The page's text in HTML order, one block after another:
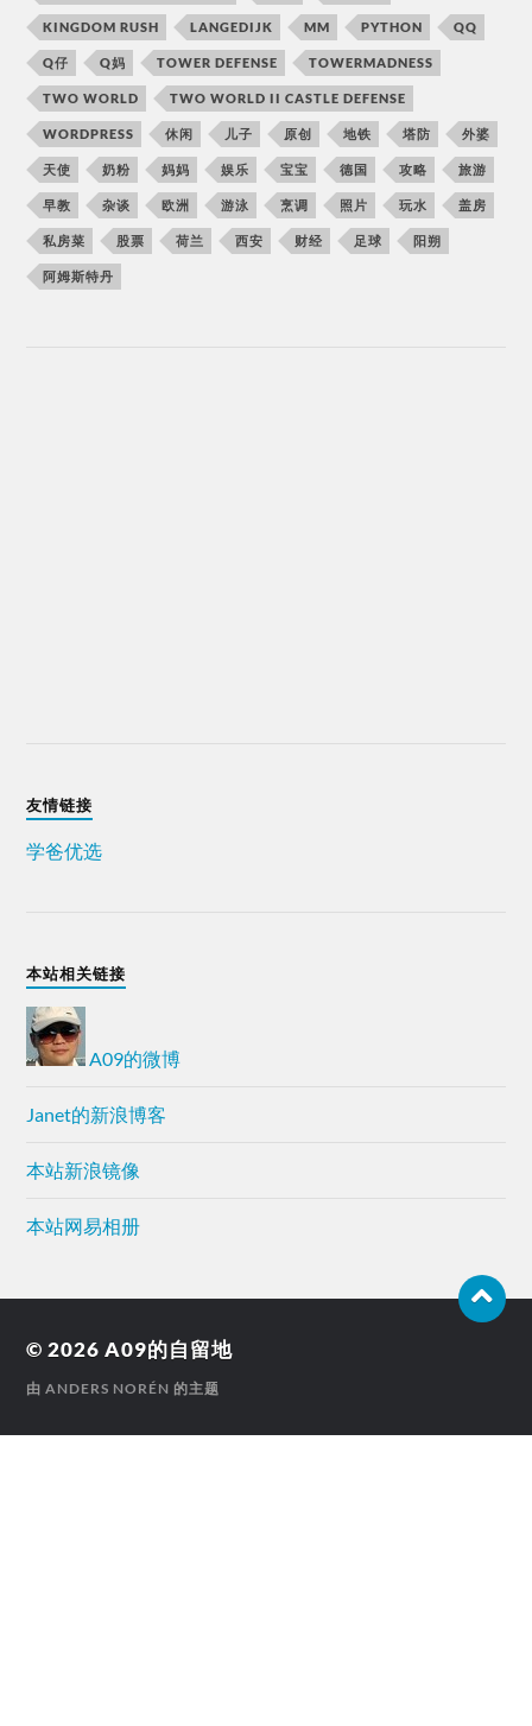
KINGDOM RUSH LANGEDIJK MM PYTHON QQ
Q仔 Q妈 TOWER DEFENSE TOWERMADNESS
TWO WORLD TWO WORLD II CASTLE DEFENSE
WORDPRESS 休闲 儿子 原创 地铁 塔防 外婆
天使 奶粉 妈妈 娱乐 宝宝 德国 攻略 旅游
早教 杂谈 欧洲 游泳 烹调 照片 玩水 盖房
私房菜 股票 荷兰 西安 财经 足球 阳朔
阿姆斯特丹
友情链接
学爸优选
本站相关链接
A09的微博
Janet的新浪博客
本站新浪镜像
本站网易相册
© 2026A09的自留地
由ANDERS NORÉN 的主题